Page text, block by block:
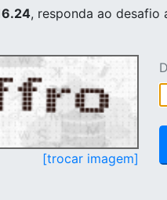
, responda ao desafio
[trocar imagem]